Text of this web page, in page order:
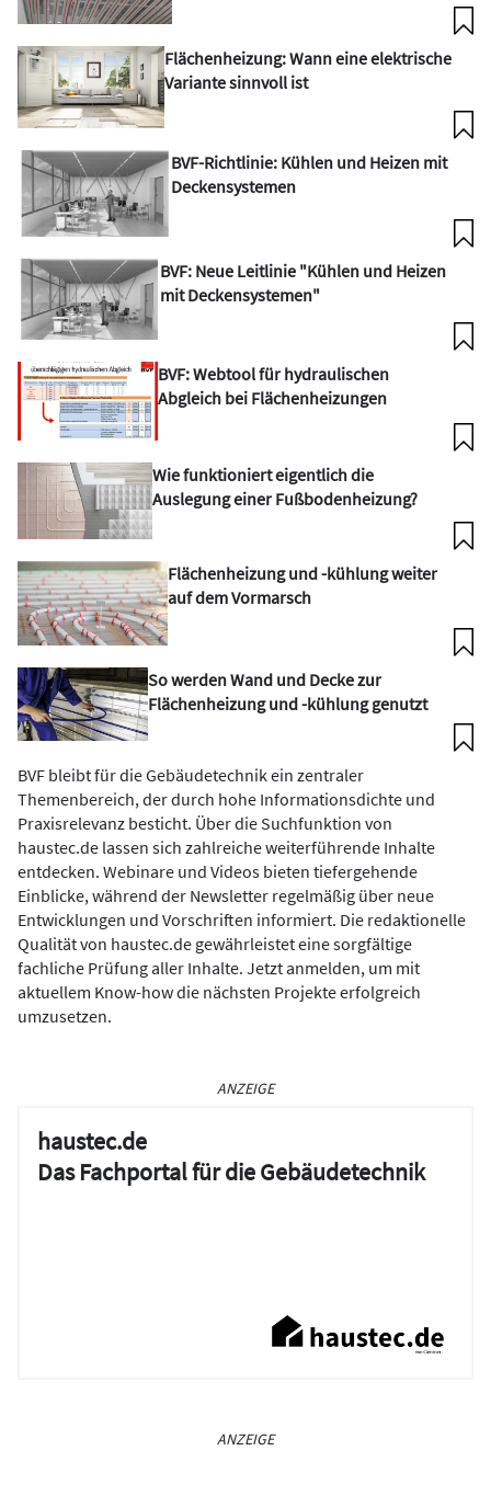
Flächenheizung: Wann eine elektrische
Variante sinnvoll ist
BVF-Richtlinie: Kühlen und Heizen mit
Deckensystemen
BVF: Neue Leitlinie "Kühlen und Heizen
mit Deckensystemen"
BVF: Webtool für hydraulischen
Abgleich bei Flächenheizungen
Wie funktioniert eigentlich die
Auslegung einer Fußbodenheizung?
Flächenheizung und -kühlung weiter
auf dem Vormarsch
So werden Wand und Decke zur
Flächenheizung und -kühlung genutzt
BVF bleibt für die Gebäudetechnik ein zentraler
Themenbereich, der durch hohe Informationsdichte und
Praxisrelevanz besticht. Über die Suchfunktion von
haustec.de lassen sich zahlreiche weiterführende Inhalte
entdecken. Webinare und Videos bieten tiefergehende
Einblicke, während der Newsletter regelmäßig über neue
Entwicklungen und Vorschriften informiert. Die redaktionelle
Qualität von haustec.de gewährleistet eine sorgfältige
fachliche Prüfung aller Inhalte. Jetzt anmelden, um mit
aktuellem Know-how die nächsten Projekte erfolgreich
umzusetzen.
ANZEIGE
haustec.de
Das Fachportal für die Gebäudetechnik
ANZEIGE